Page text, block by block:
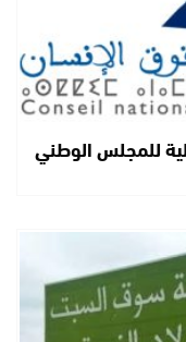
للمجلس الوطني